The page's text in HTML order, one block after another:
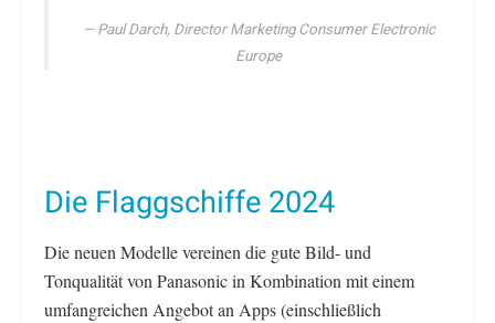
Paul Darch, Director Marketing Consumer Electronic
Europe
Die Flaggschiffe 2024
Die neuen Modelle vereinen die gute Bild- und
Tonqualität von Panasonic in Kombination mit einem
umfangreichen Angebot an Apps (einschließlich